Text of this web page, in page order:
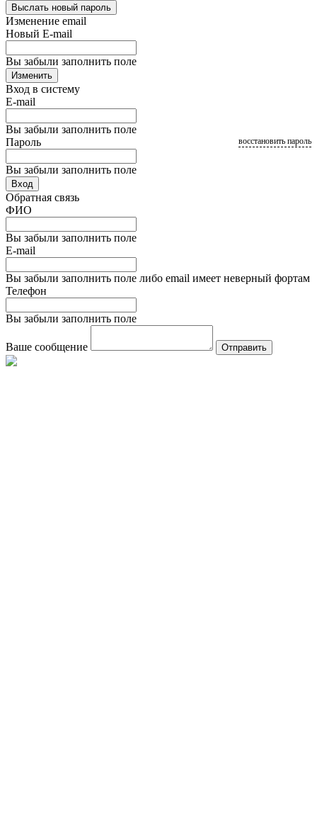
Выслать новый пароль
Изменение email
Новый E-mail
Вы забыли заполнить поле
Изменить
Вход в систему
E-mail
Вы забыли заполнить поле
Пароль
Вы забыли заполнить поле
восстановить пароль
Вход
Обратная связь
ФИО
Вы забыли заполнить поле
E-mail
Вы забыли заполнить поле либо email имеет неверный фортам
Телефон
Вы забыли заполнить поле
Ваше сообщение Отправить